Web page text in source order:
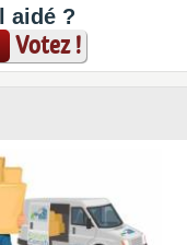
aidé ?
Votez !